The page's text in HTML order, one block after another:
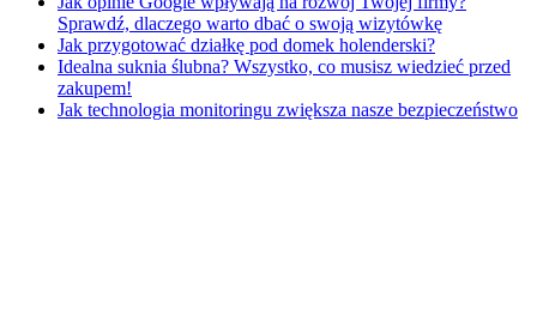
Sprawdź, dlaczego warto dbać o swoją wizytówkę
Jak przygotować działkę pod domek holenderski?
Idealna suknia ślubna? Wszystko, co musisz wiedzieć przed
zakupem!
Jak technologia monitoringu zwiększa nasze bezpieczeństwo